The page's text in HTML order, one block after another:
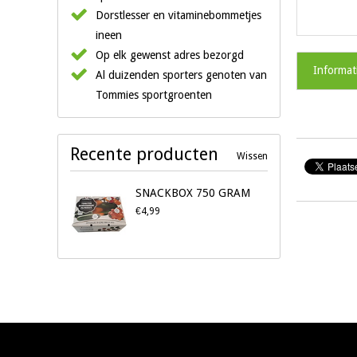
Dorstlesser en vitaminebommetjes
ineen
Op elk gewenst adres bezorgd
Al duizenden sporters genoten van
Tommies sportgroenten
Recente producten Wissen
SNACKBOX 750 GRAM
€4,99